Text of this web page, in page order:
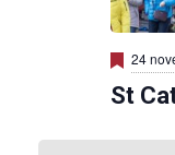
M
i
s
e
a
24
St